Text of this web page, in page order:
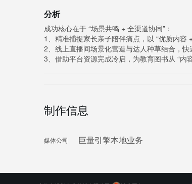
分析
成功核心在于 “场景共鸣 + 全渠道协同”：
1、精准捕捉家长亲子陪伴痛点，以 “优质内容
2、线上直播间场景化营造与达人种草结合，
3、借助平台资源完成冷启，为教育图书从 “内
制作信息
媒体公司 巨量引擎本地业务